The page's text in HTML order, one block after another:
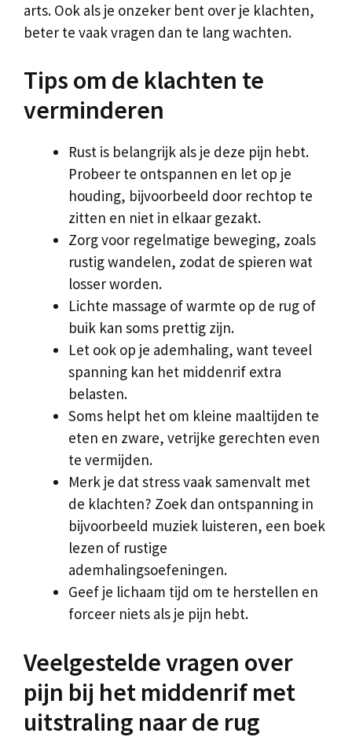
arts. Ook als je onzeker bent over je klachten,
beter te vaak vragen dan te lang wachten.
Tips om de klachten te
verminderen
Rust is belangrijk als je deze pijn hebt.
Probeer te ontspannen en let op je
houding, bijvoorbeeld door rechtop te
zitten en niet in elkaar gezakt.
Zorg voor regelmatige beweging, zoals
rustig wandelen, zodat de spieren wat
losser worden.
Lichte massage of warmte op de rug of
buik kan soms prettig zijn.
Let ook op je ademhaling, want teveel
spanning kan het middenrif extra
belasten.
Soms helpt het om kleine maaltijden te
eten en zware, vetrijke gerechten even
te vermijden.
Merk je dat stress vaak samenvalt met
de klachten? Zoek dan ontspanning in
bijvoorbeeld muziek luisteren, een boek
lezen of rustige
ademhalingsoefeningen.
Geef je lichaam tijd om te herstellen en
forceer niets als je pijn hebt.
Veelgestelde vragen over
pijn bij het middenrif met
uitstraling naar de rug